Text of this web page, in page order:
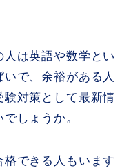
は英語や数学とい
で、余裕がある人
対策として最新情
しょうか。
できる人もいます